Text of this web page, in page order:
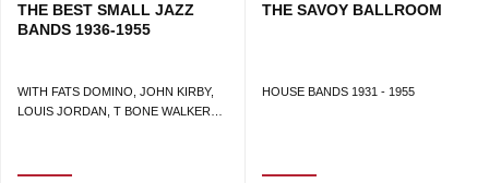
THE BEST SMALL JAZZ
BANDS 1936-1955
WITH FATS DOMINO, JOHN KIRBY,
LOUIS JORDAN, T BONE WALKER…
THE SAVOY BALLROOM
HOUSE BANDS 1931 - 1955